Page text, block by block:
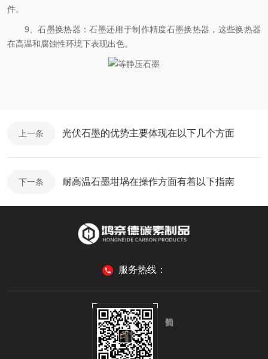
件。
9、石墨换热器：石墨还用于制作精度石墨换热器，这些换热器
在高温和腐蚀性环境下表现出色。
上一条 光伏石墨的优势主要体现在以下几个方面
下一条 耐高温石墨坩埚在操作方面有着以下指南
服务热线：